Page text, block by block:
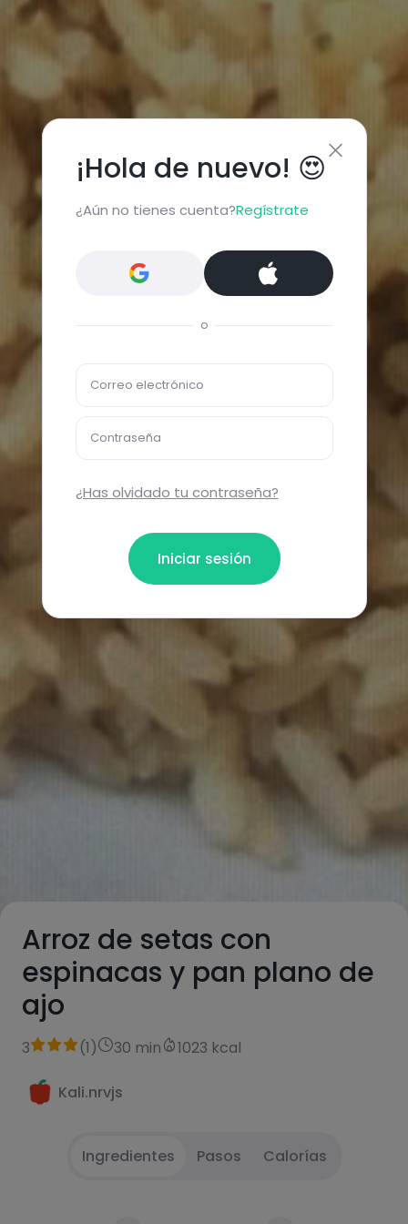
Arroz de setas con
espinacas y pan plano de
ajo
3 (1) 30 min 1023 kcal
Kali.nrvjs
Ingredientes Pasos Calorías
¡Hola de nuevo! 😍
¿Aún no tienes cuenta?Regístrate
o
Correo electrónico
Contraseña
¿Has olvidado tu contraseña?
Iniciar sesión